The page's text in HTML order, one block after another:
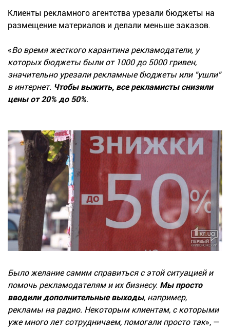
Клиенты рекламного агентства урезали бюджеты на
размещение материалов и делали меньше заказов.
«Во время жесткого карантина рекламодатели, у
которых бюджеты были от 1000 до 5000 гривен,
значительно урезали рекламные бюджеты или "ушли"
в интернет. Чтобы выжить, все рекламисты снизили
цены от 20% до 50%.
Было желание самим справиться с этой ситуацией и
помочь рекламодателям и их бизнесу. Мы просто
вводили дополнительные выходы, например,
рекламы на радио. Некоторым клиентам, с которыми
уже много лет сотрудничаем, помогали просто так», —